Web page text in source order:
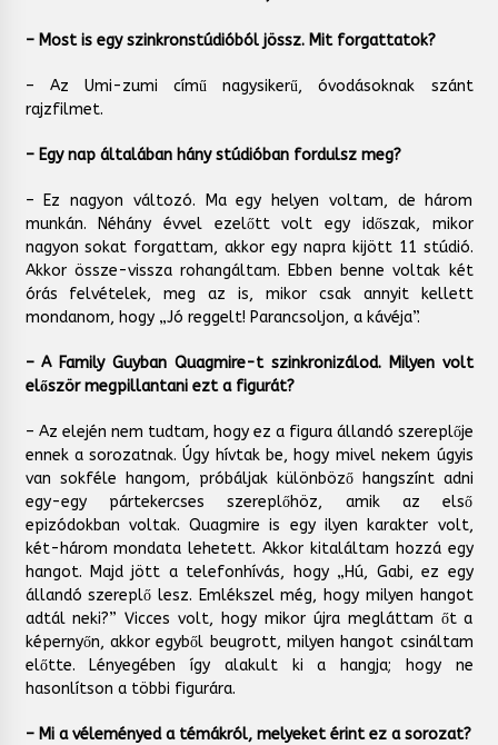
– Most is egy szinkronstúdióból jössz. Mit forgattatok?
– Az Umi-zumi című nagysikerű, óvodásoknak szánt
rajzfilmet.
– Egy nap általában hány stúdióban fordulsz meg?
– Ez nagyon változó. Ma egy helyen voltam, de három
munkán. Néhány évvel ezelőtt volt egy időszak, mikor
nagyon sokat forgattam, akkor egy napra kijött 11 stúdió.
Akkor össze-vissza rohangáltam. Ebben benne voltak két
órás felvételek, meg az is, mikor csak annyit kellett
mondanom, hogy „Jó reggelt! Parancsoljon, a kávéja”.
– A Family Guyban Quagmire-t szinkronizálod. Milyen volt
először megpillantani ezt a figurát?
– Az elején nem tudtam, hogy ez a figura állandó szereplője
ennek a sorozatnak. Úgy hívtak be, hogy mivel nekem úgyis
van sokféle hangom, próbáljak különböző hangszínt adni
egy-egy pártekercses szereplőhöz, amik az első
epizódokban voltak. Quagmire is egy ilyen karakter volt,
két-három mondata lehetett. Akkor kitaláltam hozzá egy
hangot. Majd jött a telefonhívás, hogy „Hú, Gabi, ez egy
állandó szereplő lesz. Emlékszel még, hogy milyen hangot
adtál neki?” Vicces volt, hogy mikor újra megláttam őt a
képernyőn, akkor egyből beugrott, milyen hangot csináltam
előtte. Lényegében így alakult ki a hangja; hogy ne
hasonlítson a többi figurára.
– Mi a véleményed a témákról, melyeket érint ez a sorozat?